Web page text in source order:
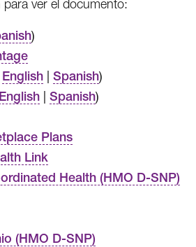
ver el documento:
)
English | Spanish)
English | Spanish)
Plans
Link
Health (HMO D-SNP)
(HMO D-SNP)